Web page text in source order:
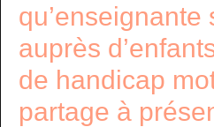
qu’enseignante
auprès
de handicap
partage à